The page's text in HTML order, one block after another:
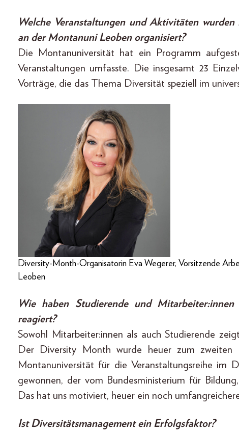
Welche Veranstaltungen und Aktivitäten
an der Montanuni Leoben organisiert?
Die Montanuniversität hat ein Programm
Veranstaltungen umfasste. Die insgesamt 23
Vorträge, die das Thema Diversität speziell im
Diversity-Month-Organisatorin Eva Wegerer, Vorsitzende
Leoben
Wie haben Studierende und
reagiert?
Sowohl Mitarbeiter:innen als auch Studierende
Der Diversity Month wurde heuer zum
Montanuniversität für die Veranstaltungsreihe im
gewonnen, der vom Bundesministerium für
Das hat uns motiviert, heuer ein noch
Ist Diversitätsmanagement ein Erfolgsfaktor?